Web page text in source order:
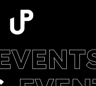
Inhalt
springen